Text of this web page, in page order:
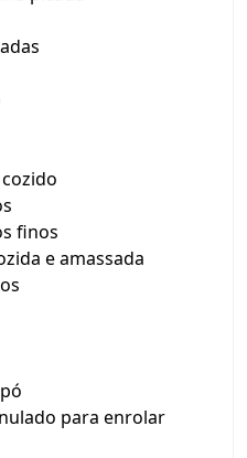
finos
e amassada
para enrolar